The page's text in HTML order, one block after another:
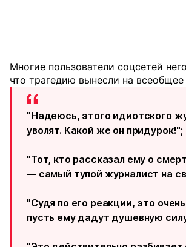
Многие пользователи соцсетей
что трагедию вынесли на всеобщее
"Надеюсь, этого идиотского
уволят. Какой же он придурок!";
"Тот, кто рассказал ему о
— самый тупой журналист на
"Судя по его реакции, это
пусть ему дадут душевную